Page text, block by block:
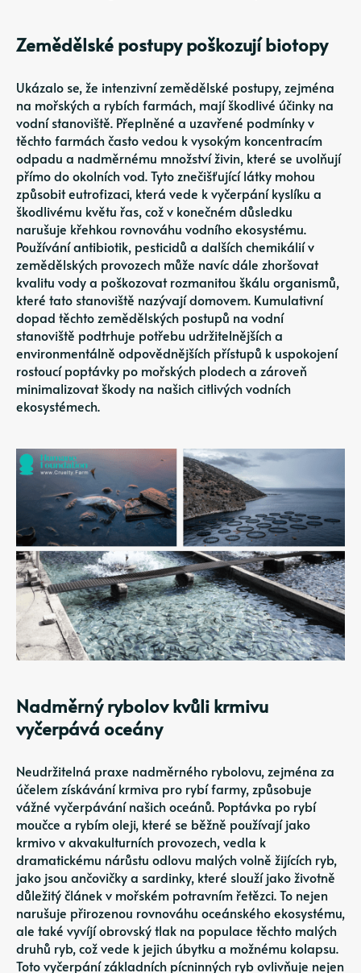
Zemědělské postupy poškozují biotopy
Ukázalo se, že intenzivní zemědělské postupy, zejména
na mořských a rybích farmách, mají škodlivé účinky na
vodní stanoviště. Přeplněné a uzavřené podmínky v
těchto farmách často vedou k vysokým koncentracím
odpadu a nadměrnému množství živin, které se uvolňují
přímo do okolních vod. Tyto znečišťující látky mohou
způsobit eutrofizaci, která vede k vyčerpání kyslíku a
škodlivému květu řas, což v konečném důsledku
narušuje křehkou rovnováhu vodního ekosystému.
Používání antibiotik, pesticidů a dalších chemikálií v
zemědělských provozech může navíc dále zhoršovat
kvalitu vody a poškozovat rozmanitou škálu organismů,
které tato stanoviště nazývají domovem. Kumulativní
dopad těchto zemědělských postupů na vodní
stanoviště podtrhuje potřebu udržitelnějších a
environmentálně odpovědnějších přístupů k uspokojení
rostoucí poptávky po mořských plodech a zároveň
minimalizovat škody na našich citlivých vodních
ekosystémech.
Nadměrný rybolov kvůli krmivu
vyčerpává oceány
Neudržitelná praxe nadměrného rybolovu, zejména za
účelem získávání krmiva pro rybí farmy, způsobuje
vážné vyčerpávání našich oceánů. Poptávka po rybí
moučce a rybím oleji, které se běžně používají jako
krmivo v akvakulturních provozech, vedla k
dramatickému nárůstu odlovu malých volně žijících ryb,
jako jsou ančovičky a sardinky, které slouží jako životně
důležitý článek v mořském potravním řetězci. To nejen
narušuje přirozenou rovnováhu oceánského ekosystému,
ale také vyvíjí obrovský tlak na populace těchto malých
druhů ryb, což vede k jejich úbytku a možnému kolapsu.
Toto vyčerpání základních pícninných ryb ovlivňuje nejen